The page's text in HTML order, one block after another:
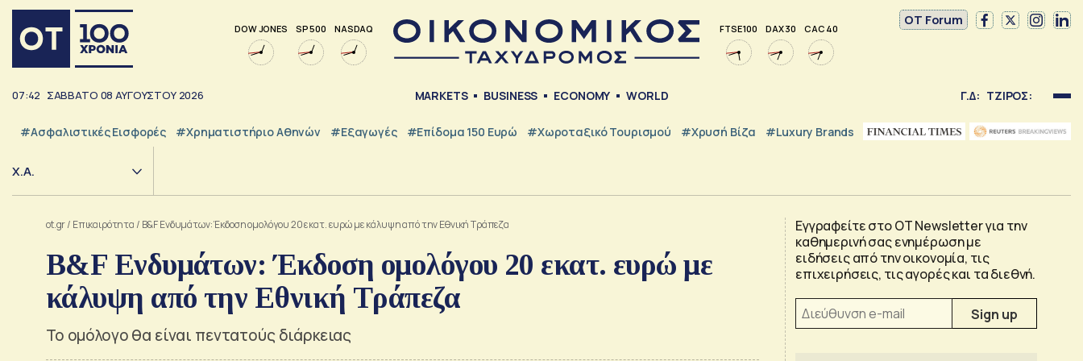
DOW JONES SP 500 NASDAQ FTSE 100 DAX 30 CAC 40
OT Forum
07:42 ΣΑΒΒΑΤΟ 08 ΑΥΓΟΥΣΤΟΥ 2026 MARKETS BUSINESS ECONOMY WORLD Γ.Δ: ΤΖΙΡΟΣ:
#Ασφαλιστικές Εισφορές #Χρηματιστήριο Αθηνών #εξαγωγές #Επίδομα 150 Ευρώ #Χωροταξικό Τουρισμού #Χρυσή Βίζα #luxury Brands
Χ.Α.
ot.gr/ Επικαιρότητα / B&F Ενδυμάτων: Έκδοση ομολόγου 20 εκατ. ευρώ με κάλυψη από την Εθνική Τράπεζα
B&F Ενδυμάτων: Έκδοση ομολόγου 20 εκατ. ευρώ με
κάλυψη από την Εθνική Τράπεζα
Το ομόλογο θα είναι πεντατούς διάρκειας
Εγγραφείτε στο OT Newsletter για την
καθημερινή σας ενημέρωση με
ειδήσεις από την οικονομία, τις
επιχειρήσεις, τις αγορές και τα διεθνή.